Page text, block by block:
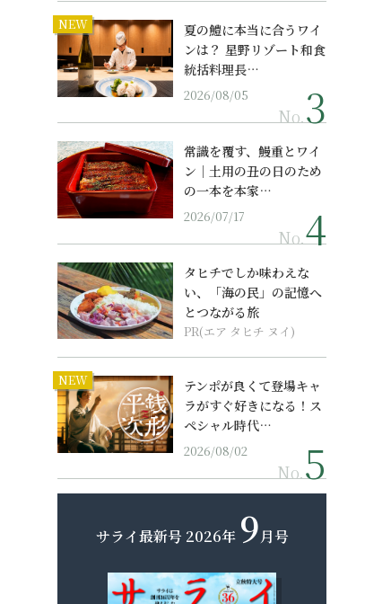
NEW
夏の鱧に本当に合うワイ
ンは？ 星野リゾート和食
統括料理長…
2026/08/05
No.
常識を覆す、鰻重とワイ
ン｜土用の丑の日のため
の一本を本家…
2026/07/17
No.
タヒチでしか味わえな
い、「海の民」の記憶へ
とつながる旅
PR(エア タヒチ ヌイ)
NEW
テンポが良くて登場キャ
ラがすぐ好きになる！ス
ペシャル時代…
2026/08/02
No.
サライ最新号 2026年 9月号